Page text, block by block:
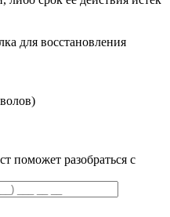
для восстановления
поможет разобраться с